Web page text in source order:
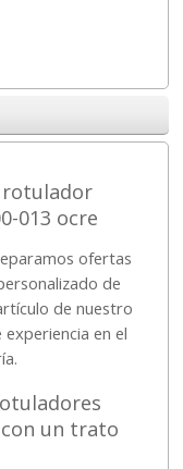
rotulador
013 ocre
ofertas
de
de nuestro
en el
un trato